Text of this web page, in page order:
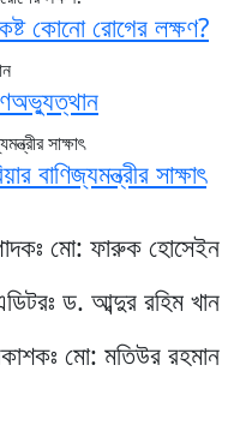
কোনো রোগের লক্ষণ?
বাণিজ্যমন্ত্রীর সাক্ষাৎ
মো: ফারুক হোসেইন
ড. আব্দুর রহিম খান
মো: মতিউর রহমান